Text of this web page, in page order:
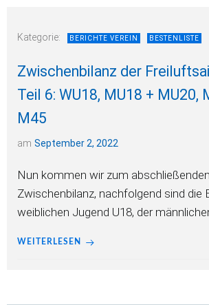
Kategorie: BERICHTE VEREIN BESTENLISTE
Zwischenbilanz der
Teil 6: WU18, MU18 + MU20,
M45
am September 2, 2022
Nun kommen wir zum
Zwischenbilanz, nachfolgend sind die
weiblichen Jugend U18, der
WEITERLESEN